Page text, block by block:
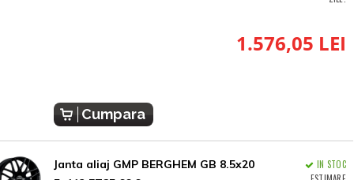
1.576,05 LEI
Cumpara
Janta aliaj GMP BERGHEM GB 8.5x20
IN STOC